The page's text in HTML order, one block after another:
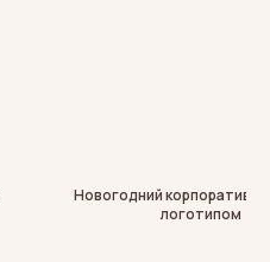
Новогодний
логотипом